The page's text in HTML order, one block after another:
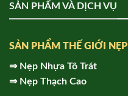
SẢN PHẨM VÀ DỊCH VỤ
SẢN PHẨM THẾ GIỚI NẸP
⇒ Nẹp Nhựa Tô Trát
⇒ Nẹp Thạch Cao